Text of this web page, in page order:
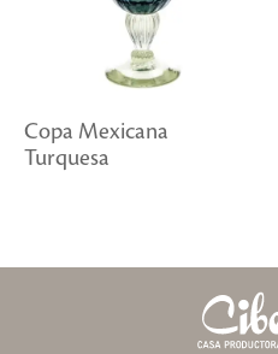
Copa Mexicana
Turquesa